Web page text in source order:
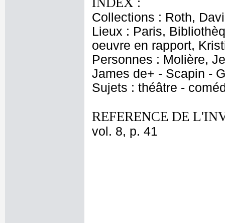
Collections : Roth,
Lieux : Paris,
oeuvre en rapport,
Personnes : Molière,
James de+ - Scapin -
Sujets : théâtre -
REFERENCE DE
vol. 8, p. 41